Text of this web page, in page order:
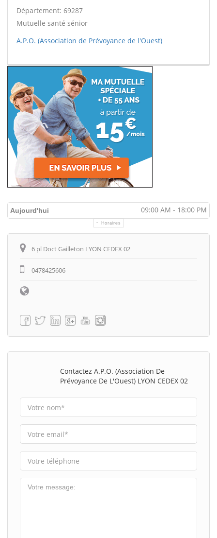
Département: 69287
Mutuelle santé sénior
A.P.O. (Association de Prévoyance de l'Ouest)
Aujourd'hui 09:00 AM - 18:00 PM
Horaires
6 pl Doct Gailleton LYON CEDEX 02
0478425606
Contactez A.P.O. (Association De
Prévoyance De L'Ouest) LYON CEDEX 02